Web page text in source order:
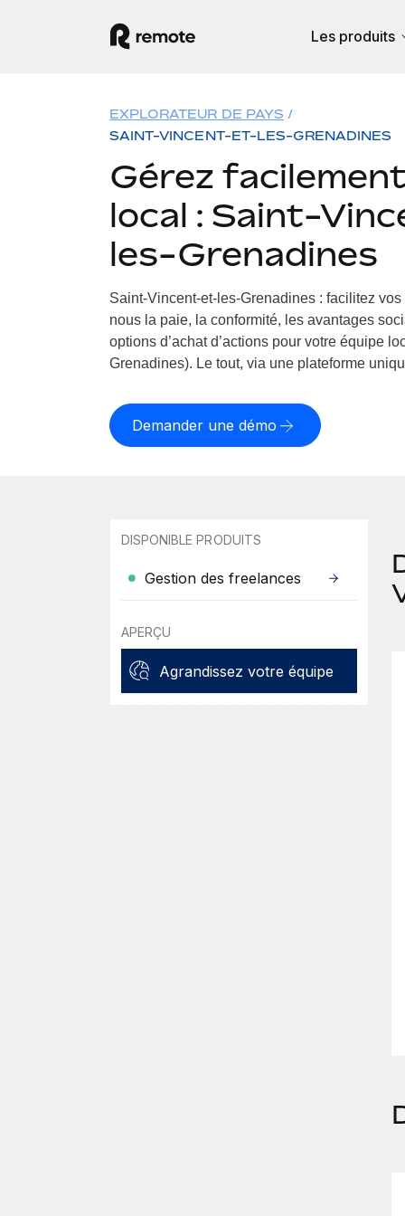
Les produits
EXPLORATEUR DE PAYS
SAINT-VINCENT-ET-LES-GRENADINES
Gérez facilement
local : Saint-
les-Grenadines
Saint-Vincent-et-les-Grenadines : facilitez
nous la paie, la conformité, les avantages
options d’achat d’actions pour votre équipe
Grenadines). Le tout, via une plateforme
Demander une démo
DISPONIBLE PRODUITS
Gestion des freelances
APERÇU
Agrandissez votre équipe